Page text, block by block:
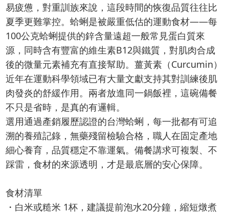
易疲憊，對重訓族來說，這段時間的恢復品質往往比
夏季更難掌控。蛤蜊是被嚴重低估的運動食材——每
100公克蛤蜊提供的鋅含量遠超一般常見蛋白質來
源，同時含有豐富的維生素B12與鐵質，對肌肉合成
後的微量元素補充有直接幫助。薑黃素（Curcumin）
近年在運動科學領域已有大量文獻支持其對訓練後肌
肉發炎的舒緩作用。兩者放進同一鍋飯裡，這碗備餐
不只是省時，是真的有邏輯。
選用通過產銷履歷認證的台灣蛤蜊，每一批都有可追
溯的養殖記錄，無藥殘留檢驗合格，職人在固定產地
細心養育，品質穩定不靠運氣。備餐講求可複製、不
踩雷，食材的來源透明，才是最底層的安心保障。
食材清單
・白米或糙米 1杯，建議提前泡水20分鐘，縮短燉煮